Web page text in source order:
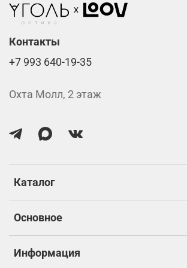
Стоимость указана за две линзы
изготовлением.
Каталог
Основное
Информация
Контакты
+7 993 640-19-35
Охта Молл, 2 этаж